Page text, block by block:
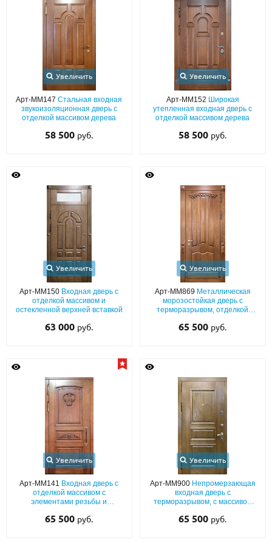
С реечным дизайном (29)
ПО НАЗНАЧЕНИЮ
ПО ОСОБЕННОСТЯМ
ПО КОНСТРУКЦИИ
Популярные двери
Двери со скидкой
ДВЕРИ С ТЕРМОРАЗРЫВОМ
УСТАНОВКА
О НАС
Металлические двери от производителя с доставкой и установкой в
Москве и МО
ПН-СБ - с 9:00 до 21:00, ВС - до 19:00
+7 (495) 411-44-41
INFO@META-M.RU
ЗАПРОСИТЬ РАСЧЕТ
Увеличить
Арт-ММ147Стальная входная
звукоизоляционная дверь с
отделкой массивом дерева
58 500 руб.
Увеличить
Арт-ММ152 Широкая
утепленная входная дверь с
отделкой массивом дерева
58 500 руб.
Увеличить
Арт-ММ150 Входная дверь с
отделкой массивом и
остекленной верхней вставкой
63 000 руб.
Увеличить
Арт-ММ869 Металлическая
морозостойкая дверь с
терморазрывом, отделкой
65 500 руб.
Увеличить
Арт-ММ141 Входная дверь с
отделкой массивом с
элементами резьбы и
65 500 руб.
Увеличить
Арт-ММ900 Непромерзающая
входная дверь с
терморазрывом, с массивом
раскладом
65 500 руб.